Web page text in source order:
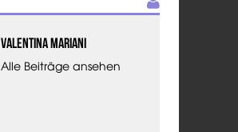
Valentina Mariani
Alle Beiträge ansehen